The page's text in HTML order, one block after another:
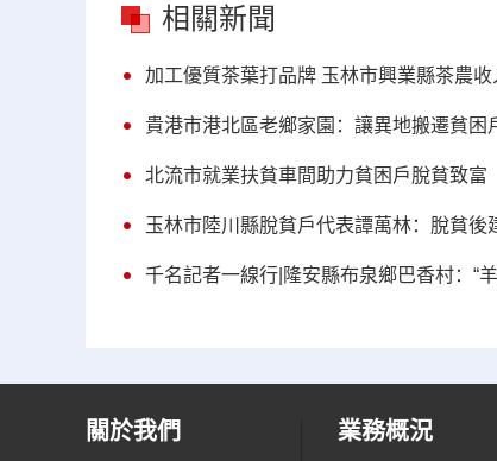
相關新聞
加工優質茶葉打品牌 玉林市興業縣茶農
貴港市港北區老鄉家園：讓異地搬遷貧困
北流市就業扶貧車間助力貧困戶脫貧致富
玉林市陸川縣脫貧戶代表譚萬林：脫貧後
千名記者一線行|隆安縣布泉鄉巴香村：“
關於我們 業務概況